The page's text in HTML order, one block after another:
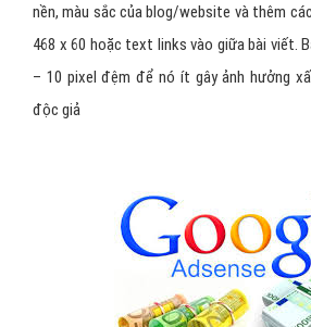
nền, màu sắc của blog/website và thêm
468 x 60 hoặc text links vào giữa bài viết.
– 10 pixel đệm để nó ít gây ảnh hưởng
độc giả